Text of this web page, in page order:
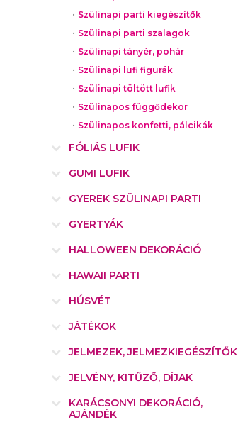
Szülinapi parti kiegészítők
Szülinapi parti szalagok
Szülinapi tányér, pohár
Szülinapi lufi figurák
Szülinapi töltött lufik
Szülinapos függődekor
Szülinapos konfetti, pálcikák
FÓLIÁS LUFIK
GUMI LUFIK
GYEREK SZÜLINAPI PARTI
GYERTYÁK
HALLOWEEN DEKORÁCIÓ
HAWAII PARTI
HÚSVÉT
JÁTÉKOK
JELMEZEK, JELMEZKIEGÉSZÍTŐK
JELVÉNY, KITŰZŐ, DÍJAK
KARÁCSONYI DEKORÁCIÓ,
AJÁNDÉK